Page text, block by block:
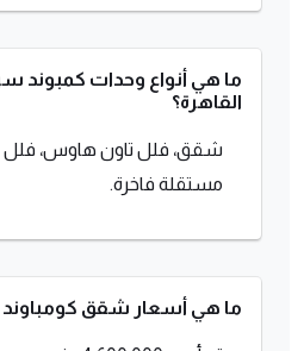
ما هي أنواع وحدات كمبوند
القاهرة؟
شقق، فلل تاون هاوس،
مستقلة فاخرة.
ما هي أسعار شقق